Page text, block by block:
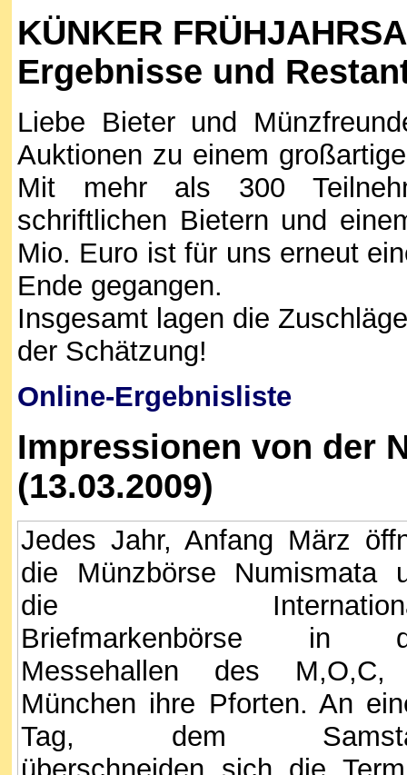
KÜNKER
Ergebnisse und
Liebe Bieter und
Auktionen zu einem
Mit mehr als 300
schriftlichen Bietern und
Mio. Euro ist für uns erneut
Ende gegangen.
Insgesamt lagen die
der Schätzung!
Online-Ergebnisliste
Impressionen von der
(13.03.2009)
Jedes Jahr, Anfang März
die Münzbörse Numismata
die
Briefmarkenbörse in
Messehallen des
München ihre Pforten. An
Tag, dem